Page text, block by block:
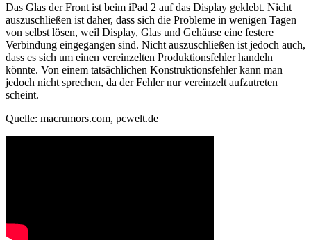
Das Glas der Front ist beim iPad 2 auf das Display geklebt. Nicht
auszuschließen ist daher, dass sich die Probleme in wenigen Tagen
von selbst lösen, weil Display, Glas und Gehäuse eine festere
Verbindung eingegangen sind. Nicht auszuschließen ist jedoch auch,
dass es sich um einen vereinzelten Produktionsfehler handeln
könnte. Von einem tatsächlichen Konstruktionsfehler kann man
jedoch nicht sprechen, da der Fehler nur vereinzelt aufzutreten
scheint.
Quelle: macrumors.com, pcwelt.de